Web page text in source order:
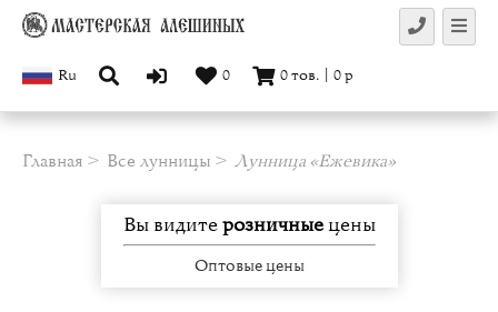
Ru 0 0тов. 0р
Главная Все лунницы Лунница «Ежевика»
Вы видитерозничныецены
Оптовые цены